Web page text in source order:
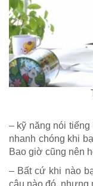
– kỹ năng nói
nhanh chóng khi
Bao giờ cũng nên
– Bất cứ khi nào
câu nào đó, nhưng